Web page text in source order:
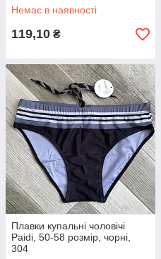
Немає в наявності
119,10 ₴
Плавки купальні чоловічі
Paidi, 50-58 розмір, чорні,
304